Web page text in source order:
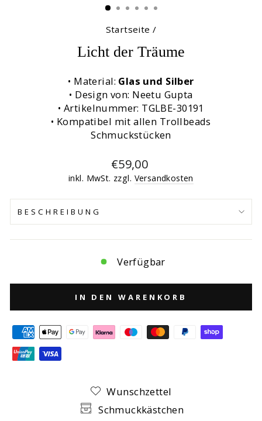
Startseite /
Licht der Träume
• Material: Glas und Silber
• Design von: Neetu Gupta
• Artikelnummer: TGLBE-30191
• Kompatibel mit allen Trollbeads
Schmuckstücken
Normaler
Preis
€59,00
inkl. MwSt. zzgl. Versandkosten
BESCHREIBUNG
Verfügbar
IN DEN WARENKORB
Wunschzettel
Schmuckkästchen